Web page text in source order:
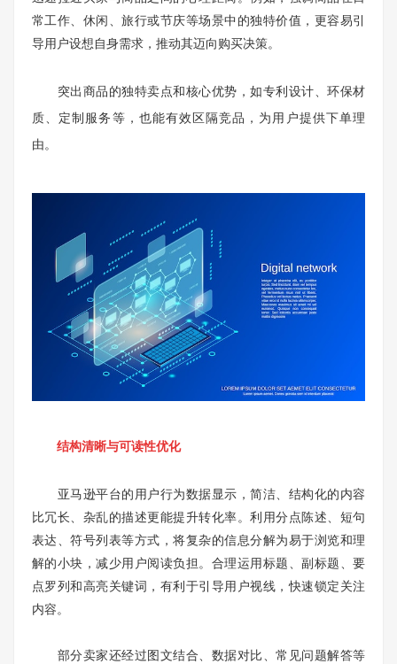
常工作、休闲、旅行或节庆等场景中的独特价值，更容易引
导用户设想自身需求，推动其迈向购买决策。
突出商品的独特卖点和核心优势，如专利设计、环保材
质、定制服务等，也能有效区隔竞品，为用户提供下单理
由。
结构清晰与可读性优化
亚马逊平台的用户行为数据显示，简洁、结构化的内容
比冗长、杂乱的描述更能提升转化率。利用分点陈述、短句
表达、符号列表等方式，将复杂的信息分解为易于浏览和理
解的小块，减少用户阅读负担。合理运用标题、副标题、要
点罗列和高亮关键词，有利于引导用户视线，快速锁定关注
内容。
部分卖家还经过图文结合、数据对比、常见问题解答等